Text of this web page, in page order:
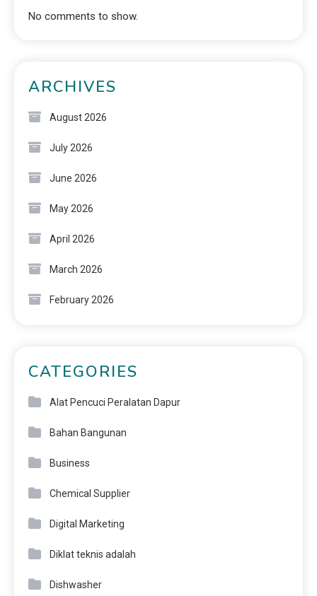
No comments to show.
ARCHIVES
August 2026
July 2026
June 2026
May 2026
April 2026
March 2026
February 2026
CATEGORIES
Alat Pencuci Peralatan Dapur
Bahan Bangunan
Business
Chemical Supplier
Digital Marketing
Diklat teknis adalah
Dishwasher